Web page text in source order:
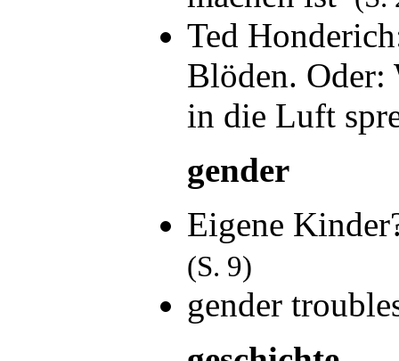
Ted
Blöden. Oder:
in die Luft
gender
Eigene
(S. 9)
gender